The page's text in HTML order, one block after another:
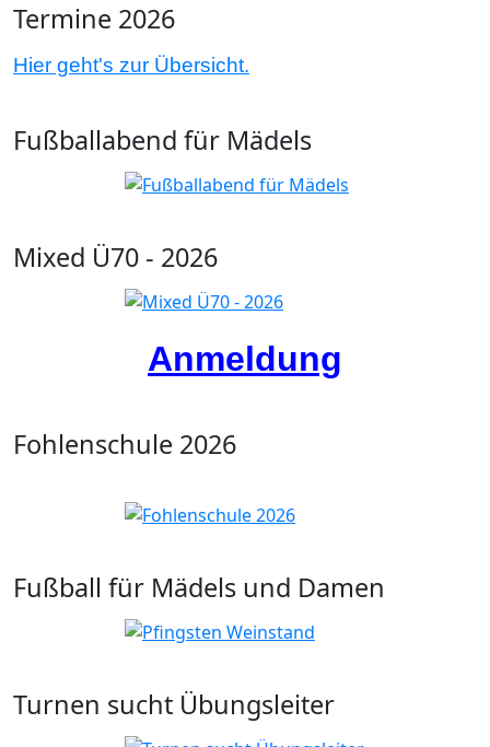
Termine 2026
Hier geht's zur Übersicht.
Fußballabend für Mädels
Mixed Ü70 - 2026
Anmeldung
Fohlenschule 2026
Fußball für Mädels und Damen
Turnen sucht Übungsleiter